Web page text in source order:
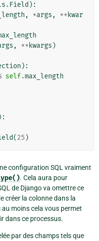
. Field ):
, *args , **kwar
, **kwargs )
):
self.max_length
(25 )
configuration SQL vraiment
. Cela aura pour
de Django va omettre ce
créer la colonne dans la
au moins cela vous permet
dans ce processus.
par des champs tels que